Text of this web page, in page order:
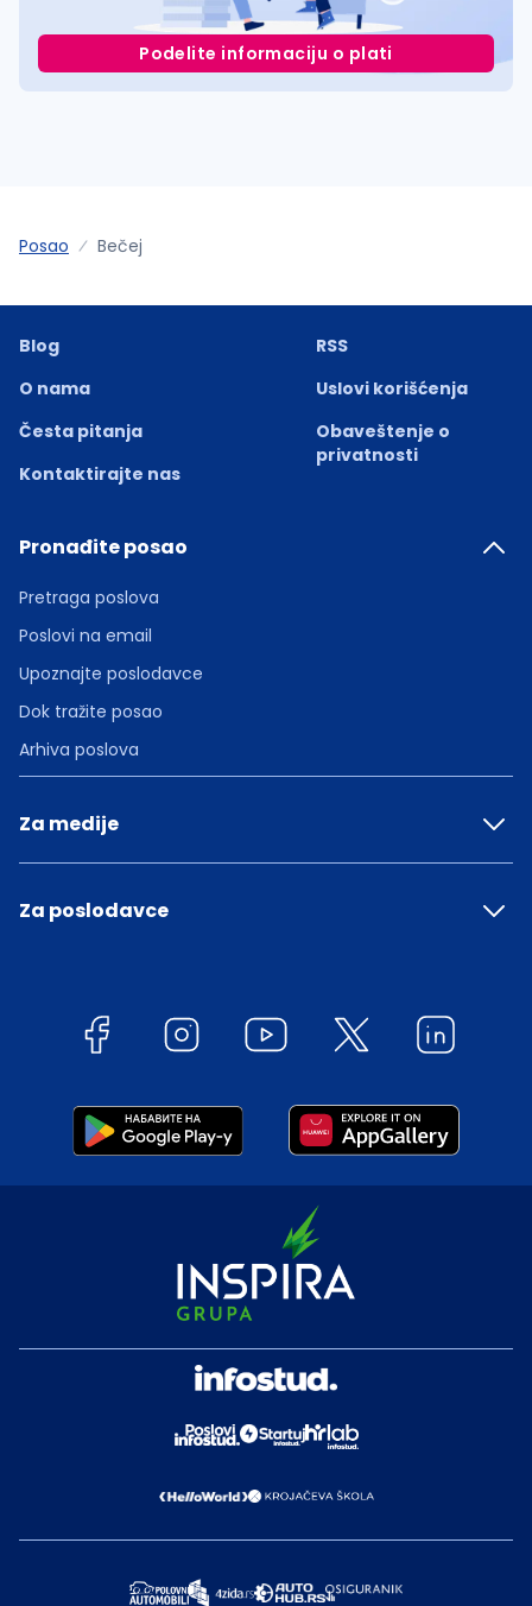
Podelite informaciju o plati
Posao Bečej
Blog
O nama
Česta pitanja
Kontaktirajte nas
RSS
Uslovi korišćenja
Obaveštenje o
privatnosti
Pronađite posao
Pretraga poslova
Poslovi na email
Upoznajte poslodavce
Dok tražite posao
Arhiva poslova
Za medije
Za poslodavce